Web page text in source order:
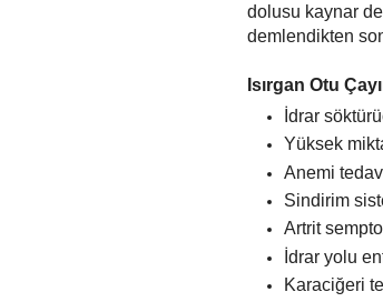
dolusu kaynar
demlendikten
Isırgan Otu
İdrar
Yüksek
Anemi
Sindirim
Artrit
İdrar yolu
Karaciğeri